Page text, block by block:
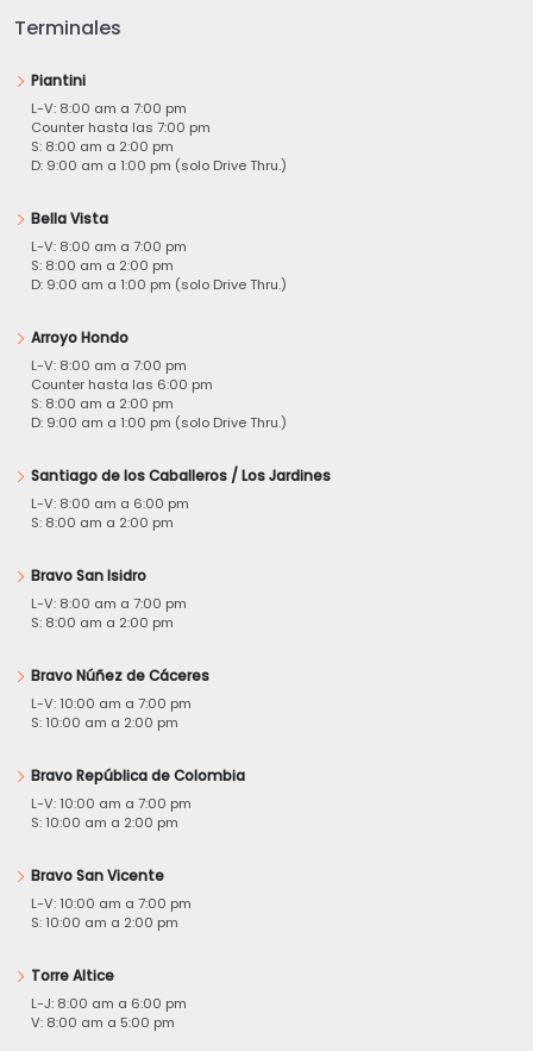
Terminales
Piantini
L-V: 8:00 am a 7:00 pm
Counter hasta las 7:00 pm
S: 8:00 am a 2:00 pm
D: 9:00 am a 1:00 pm (solo Drive Thru.)
Bella Vista
L-V: 8:00 am a 7:00 pm
S: 8:00 am a 2:00 pm
D: 9:00 am a 1:00 pm (solo Drive Thru.)
Arroyo Hondo
L-V: 8:00 am a 7:00 pm
Counter hasta las 6:00 pm
S: 8:00 am a 2:00 pm
D: 9:00 am a 1:00 pm (solo Drive Thru.)
Santiago de los Caballeros / Los Jardines
L-V: 8:00 am a 6:00 pm
S: 8:00 am a 2:00 pm
Bravo San Isidro
L-V: 8:00 am a 7:00 pm
S: 8:00 am a 2:00 pm
Bravo Núñez de Cáceres
L-V: 10:00 am a 7:00 pm
S: 10:00 am a 2:00 pm
Bravo República de Colombia
L-V: 10:00 am a 7:00 pm
S: 10:00 am a 2:00 pm
Bravo San Vicente
L-V: 10:00 am a 7:00 pm
S: 10:00 am a 2:00 pm
Torre Altice
L-J: 8:00 am a 6:00 pm
V: 8:00 am a 5:00 pm